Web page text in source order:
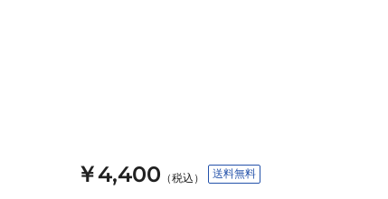
￥4,400 （税込） 送料無料